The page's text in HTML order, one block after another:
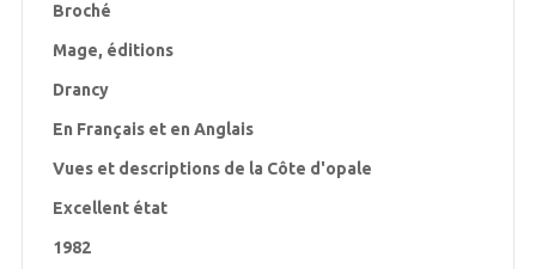
Broché
Mage, éditions
Drancy
En Français et en Anglais
Vues et descriptions de la Côte d'opale
Excellent état
1982